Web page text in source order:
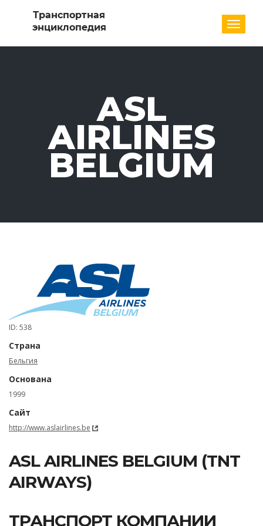
ASL
AIRLINES
BELGIUM
ID: 538
Страна
Бельгия
Основана
1999
Сайт
http://www.aslairlines.be
ASL AIRLINES BELGIUM (TNT
AIRWAYS)
ТРАНСПОРТ КОМПАНИИ